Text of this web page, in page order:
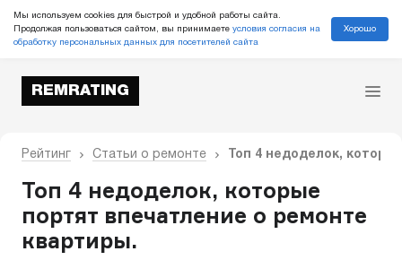
Мы используем cookies для быстрой и удобной работы сайта.
Продолжая пользоваться сайтом, вы принимаете условия согласия на
обработку персональных данных для посетителей сайта
Хорошо
REMRATING
Рейтинг Статьи о ремонте Топ 4 недоделок,
Топ 4 недоделок, которые
портят впечатление о ремонте
квартиры.